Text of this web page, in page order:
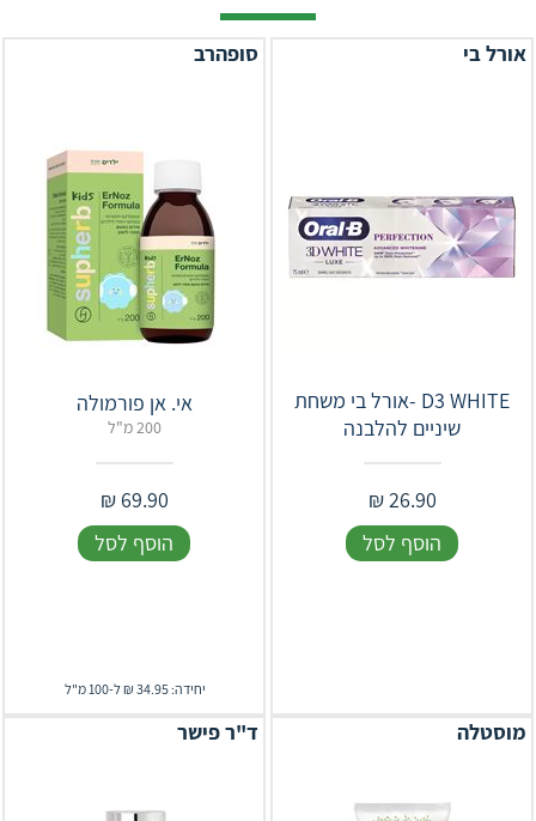
אורל בי
D3 WHITE -אורל בי משחת
שיניים להלבנה
26.90
₪
הוסף לסל
סופהרב
אי. אן פורמולה
200 מ"ל
69.90
₪
הוסף לסל
יחידה: 34.95 ₪ ל-100 מ"ל
מוסטלה ד"ר פישר